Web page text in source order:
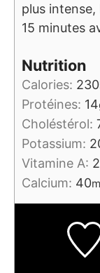
plus
15 minutes
Nutrition
Calories: 230
Protéines: 14
Choléstérol:
Potassium:
Vitamine A:
Calcium: 40